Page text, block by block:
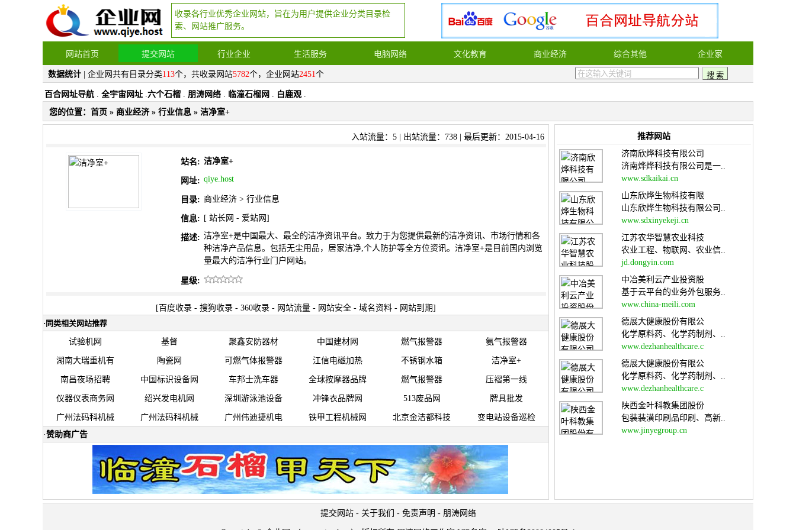
收录各行业优秀企业网站，旨在为用户提供企业分类目录检
索、网站推广服务。
网站首页 提交网站 行业企业 生活服务 电脑网络 文化教育 商业经济 综合其他 企业家
数据统计 | 企业网共有目录分类113个，共收录网站5782个，企业网站2451个
百合网址导航 . 全宇宙网址 .六个石榴 . 朋涛网络 . 临潼石榴网 . 白鹿观 .
您的位置： 首页 » 商业经济» 行业信息 » 洁净室+
入站流量：5 | 出站流量：738 | 最后更新：2015-04-16
站名: 洁净室+
网址: qiye.host
目录: 商业经济 > 行业信息
信息: [ 站长网 - 爱站网 ]
描述: 洁净室+是中国最大、最全的洁净资讯平台。致力于为您提供最新的洁净资讯、市场行情和各
种洁净产品信息。包括无尘用品，居家洁净,个人防护等全方位资讯。洁净室+是目前国内浏览
量最大的洁净行业门户网站。
星级:
[ 百度收录 - 搜狗收录 - 360收录 - 网站流量 - 网站安全 - 域名资料 - 网站到期]
· 同类相关网站推荐
试验机网 基督 聚鑫安防器材 中国建材网 燃气报警器 氨气报警器
湖南大瑞重机有 陶瓷网 可燃气体报警器 江信电磁加热 不锈钢水箱 洁净室+
南昌夜场招聘 中国标识设备网 车邦士洗车器 全球按摩器品牌 燃气报警器 压褶第一线
仪器仪表商务网 绍兴发电机网 深圳游泳池设备 冲锋衣品牌网 513废品网 牌具批发
广州法码科机械 广州法码科机械 广州伟迪捷机电 铁甲工程机械网 北京金洁都科技
变电站设备巡检
·赞助商广告
推荐网站
济南欣烨科技有限公司
济南烨烨科技有限公司是一..
www.sdkaikai.cn
山东欣烨生物科技有限
山东欣烨生物科技有限公司..
www.sdxinyekeji.cn
江苏农华智慧农业科技
农业工程、物联网、农业信..
jd.dongyin.com
中冶美利云产业投资股
基于云平台的业务外包服务..
www.china-meili.com
德展大健康股份有限公
化学原料药、化学药制剂、..
www.dezhanhealthcare.c
德展大健康股份有限公
化学原料药、化学药制剂、..
www.dezhanhealthcare.c
陕西金叶科教集团股份
包装装潢印刷品印刷、高新..
www.jinyegroup.cn
提交网站 - 关于我们 - 免责声明 - 朋涛网络